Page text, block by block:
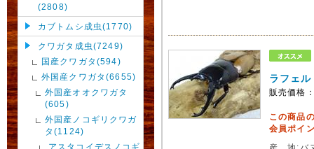
(2808)
カブトムシ成虫(1770)
クワガタ成虫(7249)
国産クワガタ(594)
外国産クワガタ(6655)
外国産オオクワガタ
(605)
外国産ノコギリクワガ
タ(1124)
アスタコイデスノコギ
ラフェ
販売価格
この商品
会員ポイ